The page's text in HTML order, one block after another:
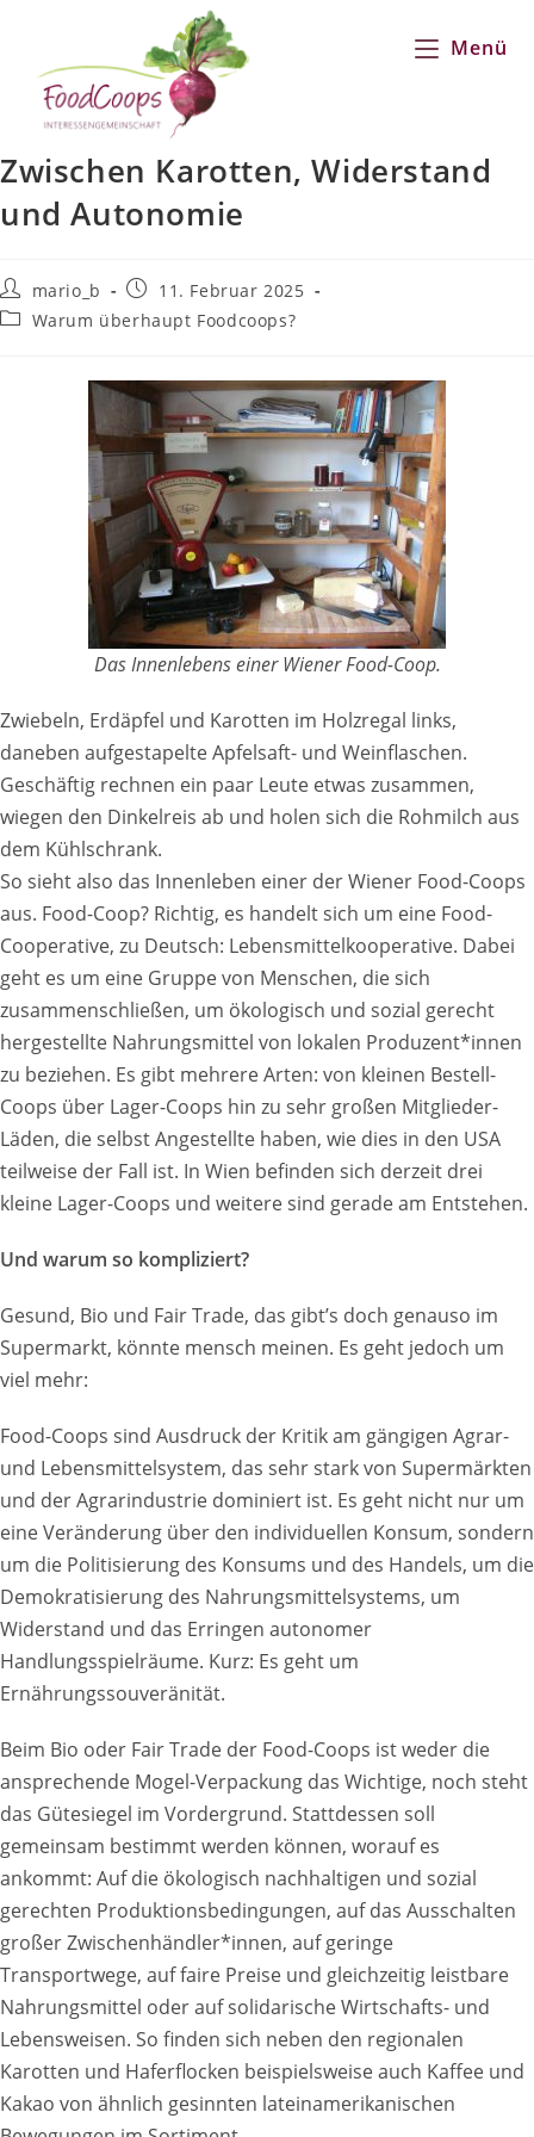
springen
Menü
Zwischen Karotten, Widerstand
und Autonomie
Beitrags-
Autor:
mario_b
Beitrag
veröffentlicht:
11. Februar 2025
Beitrags-
Warum überhaupt Foodcoops?
Das Innenlebens einer Wiener Food-Coop.
Zwiebeln, Erdäpfel und Karotten im Holzregal links,
daneben aufgestapelte Apfelsaft- und Weinflaschen.
Geschäftig rechnen ein paar Leute etwas zusammen,
wiegen den Dinkelreis ab und holen sich die Rohmilch aus
dem Kühlschrank.
So sieht also das Innenleben einer der Wiener Food-Coops
aus. Food-Coop? Richtig, es handelt sich um eine Food-
Cooperative, zu Deutsch: Lebensmittelkooperative. Dabei
geht es um eine Gruppe von Menschen, die sich
zusammenschließen, um ökologisch und sozial gerecht
hergestellte Nahrungsmittel von lokalen Produzent*innen
zu beziehen. Es gibt mehrere Arten: von kleinen Bestell-
Coops über Lager-Coops hin zu sehr großen Mitglieder-
Läden, die selbst Angestellte haben, wie dies in den USA
teilweise der Fall ist. In Wien befinden sich derzeit drei
kleine Lager-Coops und weitere sind gerade am Entstehen.
Und warum so kompliziert?
Gesund, Bio und Fair Trade, das gibt’s doch genauso im
Supermarkt, könnte mensch meinen. Es geht jedoch um
viel mehr:
Food-Coops sind Ausdruck der Kritik am gängigen Agrar-
und Lebensmittelsystem, das sehr stark von Supermärkten
und der Agrarindustrie dominiert ist. Es geht nicht nur um
eine Veränderung über den individuellen Konsum, sondern
um die Politisierung des Konsums und des Handels, um die
Demokratisierung des Nahrungsmittelsystems, um
Widerstand und das Erringen autonomer
Handlungsspielräume. Kurz: Es geht um
Ernährungssouveränität.
Beim Bio oder Fair Trade der Food-Coops ist weder die
ansprechende Mogel-Verpackung das Wichtige, noch steht
das Gütesiegel im Vordergrund. Stattdessen soll
gemeinsam bestimmt werden können, worauf es
ankommt: Auf die ökologisch nachhaltigen und sozial
gerechten Produktionsbedingungen, auf das Ausschalten
großer Zwischenhändler*innen, auf geringe
Transportwege, auf faire Preise und gleichzeitig leistbare
Nahrungsmittel oder auf solidarische Wirtschafts- und
Lebensweisen. So finden sich neben den regionalen
Karotten und Haferflocken beispielsweise auch Kaffee und
Kakao von ähnlich gesinnten lateinamerikanischen